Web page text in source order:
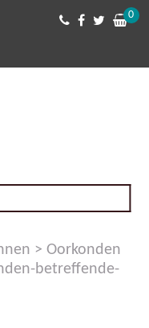
0
>Oorkonden
betreffende-